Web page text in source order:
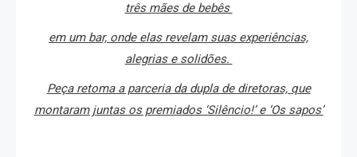
três mães de bebês
em um bar, onde elas revelam suas experiências,
alegrias e solidões.
Peça retoma a parceria da dupla de diretoras, que
montaram juntas os premiados ‘Silêncio!’ e ‘Os sapos’